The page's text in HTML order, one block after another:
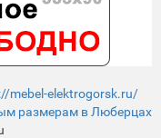
mebel-elektrogorsk.ru/
размерам в Люберцах